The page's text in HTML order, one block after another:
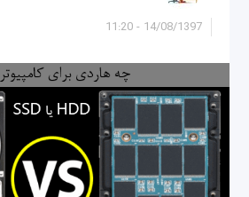
14/08/1397 - 11:20